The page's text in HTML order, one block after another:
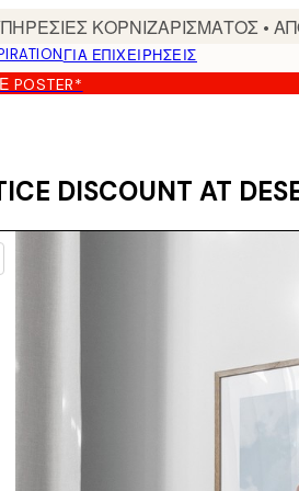
ΚΟΡΝΙΖΑΡΙΣΜΑΤΟΣ •
ΓΙΑ ΕΠΙΧΕΙΡΗΣΕΙΣ
DISCOUNT AT